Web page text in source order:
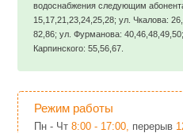
водоснабжения следующим
15,17,21,23,24,25,28; ул. Чкалова:
82,86; ул. Фурманова: 40,46,48,49,50;
Карпинского: 55,56,67.
Режим работы
Пн - Чт 8:00 - 17:00, перерыв